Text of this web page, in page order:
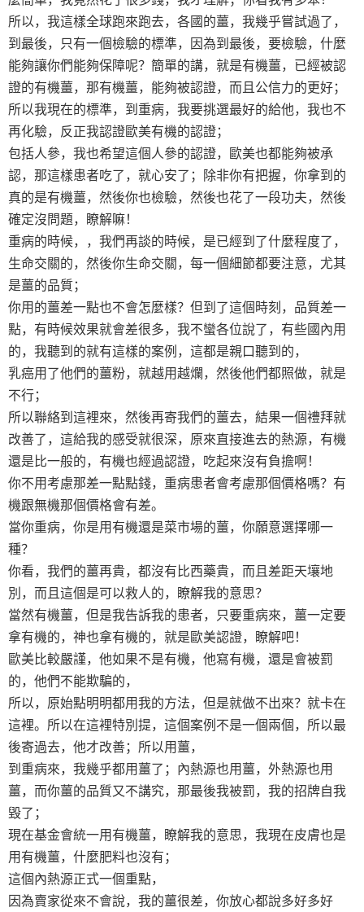
所以，我這樣全球跑來跑去，各國的薑，我幾乎嘗試過了，
到最後，只有一個檢驗的標準，因為到最後，要檢驗，什麼
能夠讓你們能夠保障呢？簡單的講，就是有機薑，已經被認
證的有機薑，那有機薑，能夠被認證，而且公信力的更好；
所以我現在的標準，到重病，我要挑選最好的給他，我也不
再化驗，反正我認證歐美有機的認證；
包括人參，我也希望這個人參的認證，歐美也都能夠被承
認，那這樣患者吃了，就心安了；除非你有把握，你拿到的
真的是有機薑，然後你也檢驗，然後也花了一段功夫，然後
確定沒問題，瞭解嘛！
重病的時候，，我們再談的時候，是已經到了什麼程度了，
生命交關的，然後你生命交關，每一個細節都要注意，尤其
是薑的品質；
你用的薑差一點也不會怎麼樣？但到了這個時刻，品質差一
點，有時候效果就會差很多，我不蠻各位說了，有些國內用
的，我聽到的就有這樣的案例，這都是親口聽到的，
乳癌用了他們的薑粉，就越用越爛，然後他們都照做，就是
不行；
所以聯絡到這裡來，然後再寄我們的薑去，結果一個禮拜就
改善了，這給我的感受就很深，原來直接進去的熱源，有機
還是比一般的，有機也經過認證，吃起來沒有負擔啊！
你不用考慮那差一點點錢，重病患者會考慮那個價格嗎？有
機跟無機那個價格會有差。
當你重病，你是用有機還是菜市場的薑，你願意選擇哪一
種？
你看，我們的薑再貴，都沒有比西藥貴，而且差距天壤地
別，而且這個是可以救人的，瞭解我的意思？
當然有機薑，但是我告訴我的患者，只要重病來，薑一定要
拿有機的，神也拿有機的，就是歐美認證，瞭解吧！
歐美比較嚴謹，他如果不是有機，他寫有機，還是會被罰
的，他們不能欺騙的，
所以，原始點明明都用我的方法，但是就做不出來？就卡在
這裡。所以在這裡特別提，這個案例不是一個兩個，所以最
後寄過去，他才改善；所以用薑，
到重病來，我幾乎都用薑了；內熱源也用薑，外熱源也用
薑，而你薑的品質又不講究，那最後我被罰，我的招牌自我
毀了；
現在基金會統一用有機薑，瞭解我的意思，我現在皮膚也是
用有機薑，什麼肥料也沒有；
這個內熱源正式一個重點，
因為賣家從來不會說，我的薑很差，你放心都說多好多好